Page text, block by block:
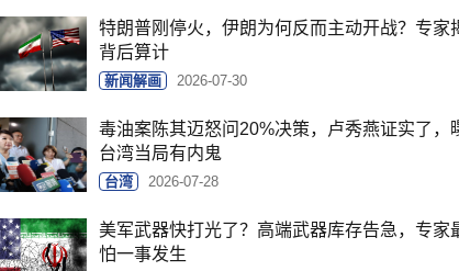
特朗普刚停火，伊朗为何反而主动开战？专家
背后算计
新闻解画 2026-07-30
毒油案陈其迈怒问20%决策，卢秀燕证实了，
台湾当局有内鬼
台湾 2026-07-28
美军武器快打光了？高端武器库存告急，专家
怕一事发生